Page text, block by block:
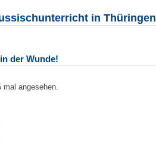
in Thüringen
der Wunde!
angesehen.